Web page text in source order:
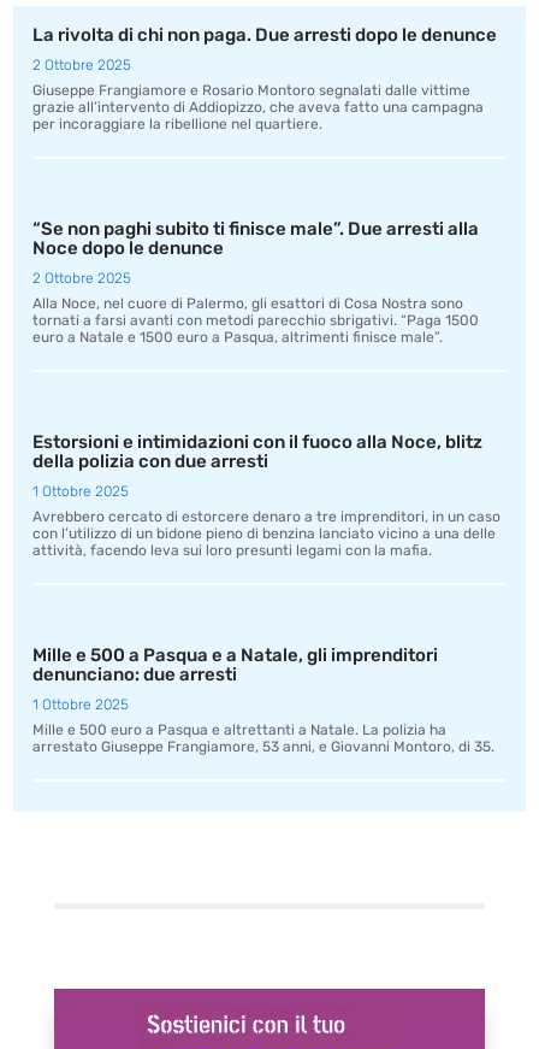
La rivolta di chi non paga. Due arresti dopo le denunce
2 Ottobre 2025
Giuseppe Frangiamore e Rosario Montoro segnalati dalle vittime
grazie all’intervento di Addiopizzo, che aveva fatto una campagna
per incoraggiare la ribellione nel quartiere.
“Se non paghi subito ti finisce male”. Due arresti alla
Noce dopo le denunce
2 Ottobre 2025
Alla Noce, nel cuore di Palermo, gli esattori di Cosa Nostra sono
tornati a farsi avanti con metodi parecchio sbrigativi. “Paga 1500
euro a Natale e 1500 euro a Pasqua, altrimenti finisce male”.
Estorsioni e intimidazioni con il fuoco alla Noce, blitz
della polizia con due arresti
1 Ottobre 2025
Avrebbero cercato di estorcere denaro a tre imprenditori, in un caso
con l’utilizzo di un bidone pieno di benzina lanciato vicino a una delle
attività, facendo leva sui loro presunti legami con la mafia.
Mille e 500 a Pasqua e a Natale, gli imprenditori
denunciano: due arresti
1 Ottobre 2025
Mille e 500 euro a Pasqua e altrettanti a Natale. La polizia ha
arrestato Giuseppe Frangiamore, 53 anni, e Giovanni Montoro, di 35.